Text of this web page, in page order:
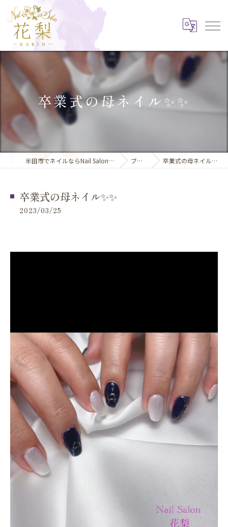
卒業式の母ネイル✨️✨️
半田市でネイルならNail Salon 花梨 ブログ 卒業式の母ネイル✨️✨️
卒業式の母ネイル✨️✨️
2023/03/25